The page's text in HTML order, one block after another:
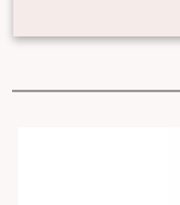
Merlin